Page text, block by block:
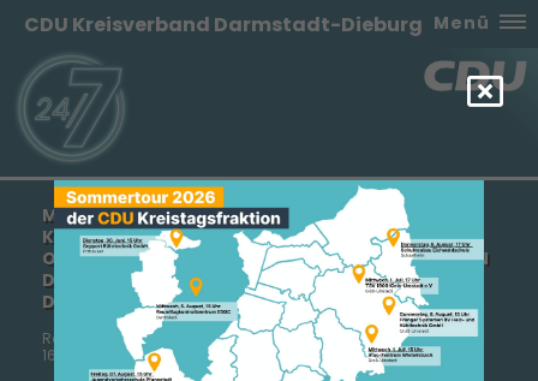
CDU Kreisverband Darmstadt-Dieburg Menü
MANFRED PENTZ: „ÄRZTLICHE VERSORGUNG UND
KRANKENHAUSVERSORGUNG ZU SICHERN IST
OBERSTES ZIEL DER CDU“ - „EINE EINMISCHUNG IN
DIE PERSONALTHEMATIK DURCH DEN LANDRAT
DARF ES NICHT GEBEN“
Reaktion zum Artikel „Kreis-Klinik holt Rochus-Ärzteteam“ (DE,
16.12.2010)